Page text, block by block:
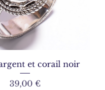
et corail noir
Prix
39,00 €